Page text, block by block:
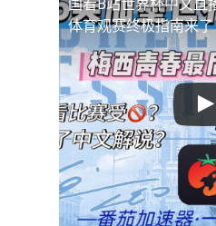
国看B站世界杯中文直
体育观赛终极指南来了